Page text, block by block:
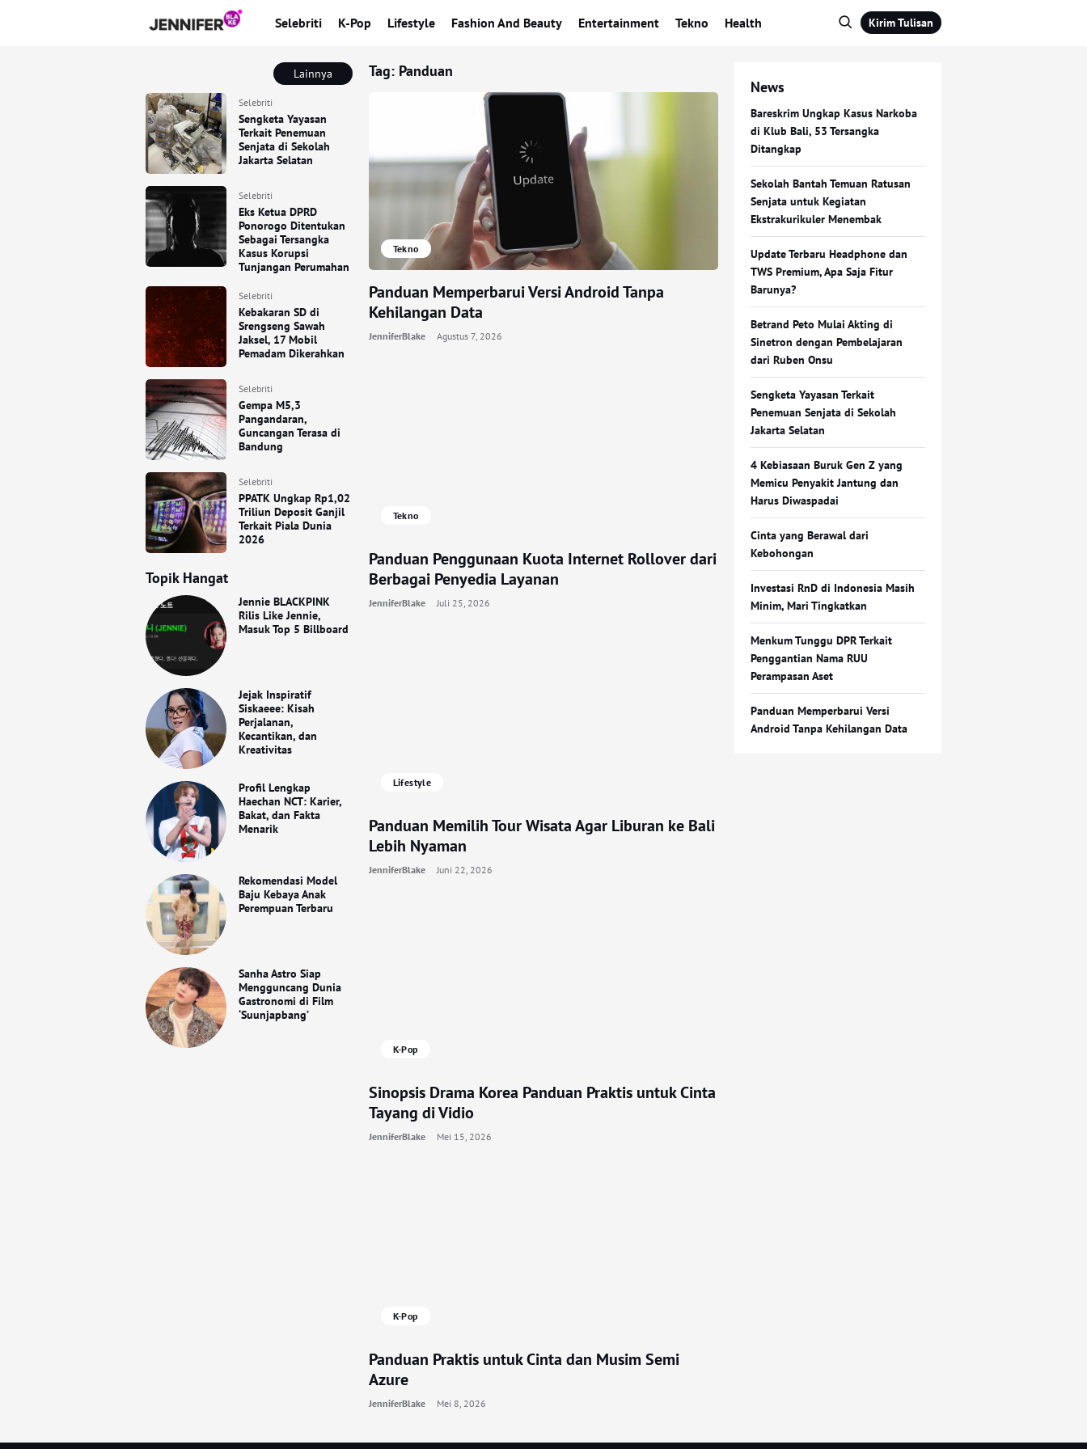
Selebriti K-Pop Lifestyle Fashion And Beauty Entertainment Tekno Health Kirim Tulisan
Lainnya
Selebriti
Sengketa Yayasan
Terkait Penemuan
Senjata di Sekolah
Jakarta Selatan
Selebriti
Eks Ketua DPRD
Ponorogo Ditentukan
Sebagai Tersangka
Kasus Korupsi
Tunjangan Perumahan
Selebriti
Kebakaran SD di
Srengseng Sawah
Jaksel, 17 Mobil
Pemadam Dikerahkan
Selebriti
Gempa M5,3
Pangandaran,
Guncangan Terasa di
Bandung
Selebriti
PPATK Ungkap Rp1,02
Triliun Deposit Ganjil
Terkait Piala Dunia
2026
Topik Hangat
Jennie BLACKPINK
Rilis Like Jennie,
Masuk Top 5 Billboard
Jejak Inspiratif
Siskaeee: Kisah
Perjalanan,
Kecantikan, dan
Kreativitas
Profil Lengkap
Haechan NCT: Karier,
Bakat, dan Fakta
Menarik
Rekomendasi Model
Baju Kebaya Anak
Perempuan Terbaru
Sanha Astro Siap
Mengguncang Dunia
Gastronomi di Film
‘Suunjapbang’
Tag: Panduan
Tekno
Panduan Memperbarui Versi Android Tanpa
Kehilangan Data
JenniferBlake Agustus 7, 2026
Tekno
Panduan Penggunaan Kuota Internet Rollover dari
Berbagai Penyedia Layanan
JenniferBlake Juli 25, 2026
Lifestyle
Panduan Memilih Tour Wisata Agar Liburan ke Bali
Lebih Nyaman
JenniferBlake Juni 22, 2026
K-Pop
Sinopsis Drama Korea Panduan Praktis untuk Cinta
Tayang di Vidio
JenniferBlake Mei 15, 2026
K-Pop
Panduan Praktis untuk Cinta dan Musim Semi
Azure
JenniferBlake Mei 8, 2026
News
Bareskrim Ungkap Kasus Narkoba
di Klub Bali, 53 Tersangka
Ditangkap
Sekolah Bantah Temuan Ratusan
Senjata untuk Kegiatan
Ekstrakurikuler Menembak
Update Terbaru Headphone dan
TWS Premium, Apa Saja Fitur
Barunya?
Betrand Peto Mulai Akting di
Sinetron dengan Pembelajaran
dari Ruben Onsu
Sengketa Yayasan Terkait
Penemuan Senjata di Sekolah
Jakarta Selatan
4 Kebiasaan Buruk Gen Z yang
Memicu Penyakit Jantung dan
Harus Diwaspadai
Cinta yang Berawal dari
Kebohongan
Investasi RnD di Indonesia Masih
Minim, Mari Tingkatkan
Menkum Tunggu DPR Terkait
Penggantian Nama RUU
Perampasan Aset
Panduan Memperbarui Versi
Android Tanpa Kehilangan Data